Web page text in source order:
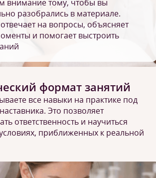
внимание тому, чтобы вы
разобрались в материале.
на вопросы, объясняет
и помогает выстроить
формат занятий
все навыки на практике под
Это позволяет
ответственность и научиться
приближенных к реальной